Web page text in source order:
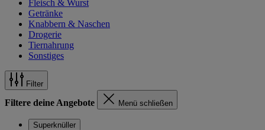
Fleisch & Wurst
Getränke
Knabbern & Naschen
Drogerie
Tiernahrung
Sonstiges
Filter
Filtere deine Angebote Menü schließen
Superknüller